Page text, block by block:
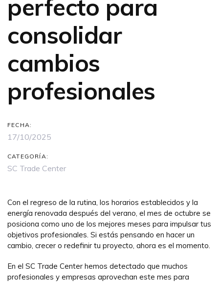
perfecto para
consolidar
cambios
profesionales
FECHA:
17/10/2025
CATEGORÍA:
SC Trade Center
Con el regreso de la rutina, los horarios establecidos y la
energía renovada después del verano, el mes de octubre se
posiciona como uno de los mejores meses para impulsar tus
objetivos profesionales. Si estás pensando en hacer un
cambio, crecer o redefinir tu proyecto, ahora es el momento.
En el SC Trade Center hemos detectado que muchos
profesionales y empresas aprovechan este mes para